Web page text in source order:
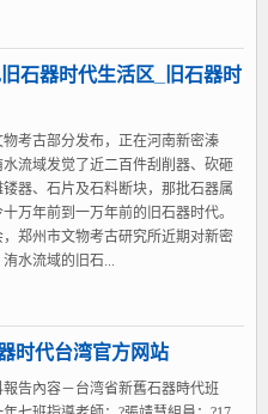
石器时代生活区_旧石器时
物考古部分发布，正在河南新密溱
水流域发觉了近二百件刮削器、砍砸
镂器、石片及石料断块，那批石器属
万年前到一万年前的旧石器时代。
，郑州市文物考古研究所近期对新密
水流域的旧石...
时代台湾官方网站
報告內容－台湾省新舊石器時代班